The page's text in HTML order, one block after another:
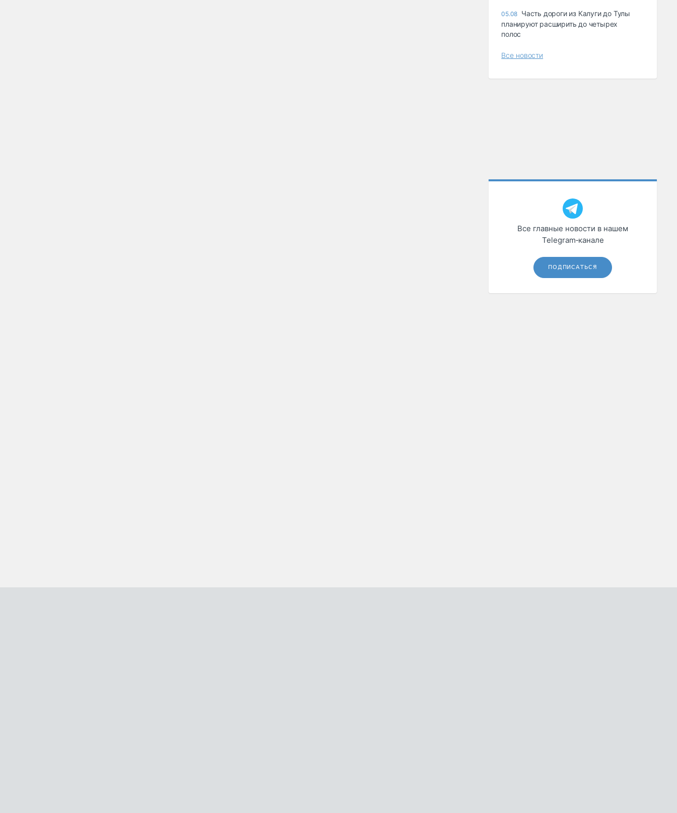
05.08 Часть дороги из Калуги до Тулы
планируют расширить до четырех
полос
Все новости
Все главные новости в нашем
Telegram‑канале
ПОДПИСАТЬСЯ